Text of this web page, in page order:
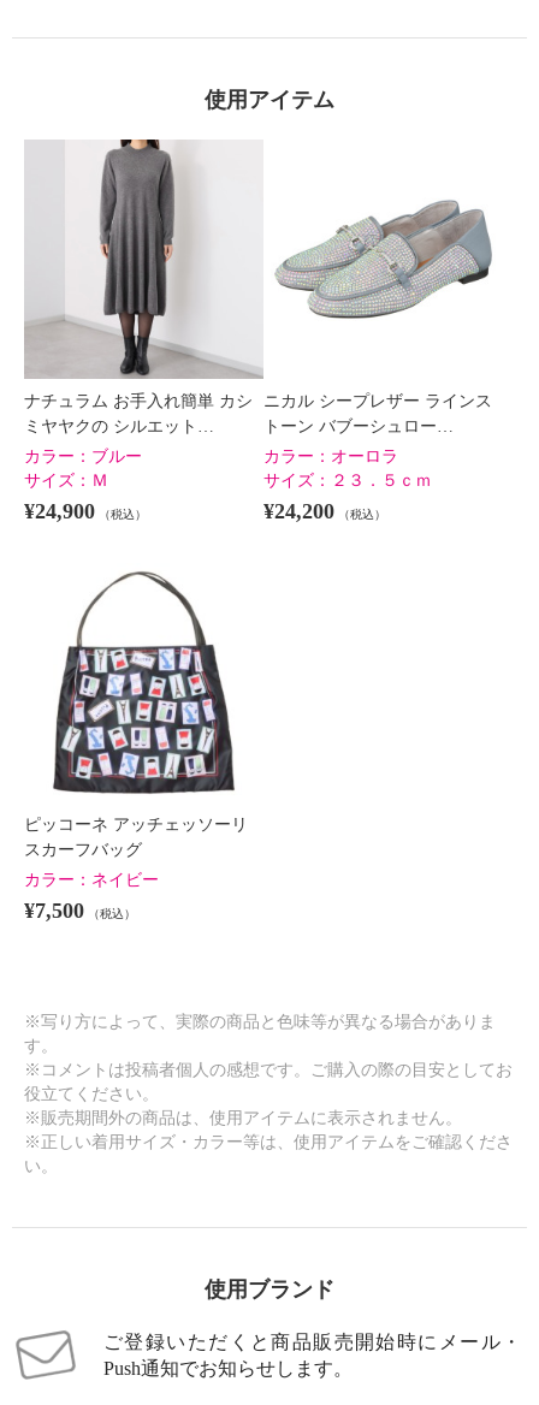
使用アイテム
ナチュラム お手入れ簡単 カシ
ミヤヤクの シルエット…
カラー： ブルー
サイズ： Ｍ
¥24,900 （税込）
ニカル シープレザー ラインス
トーン バブーシュロー…
カラー： オーロラ
サイズ： ２３．５ｃｍ
¥24,200 （税込）
ピッコーネ アッチェッソーリ
スカーフバッグ
カラー： ネイビー
¥7,500 （税込）
※写り方によって、実際の商品と色味等が異なる場合がありま
す。
※コメントは投稿者個人の感想です。ご購入の際の目安としてお
役立てください。
※販売期間外の商品は、使用アイテムに表示されません。
※正しい着用サイズ・カラー等は、使用アイテムをご確認くださ
い。
使用ブランド
ご登録いただくと商品販売開始時にメール・
Push通知でお知らせします。